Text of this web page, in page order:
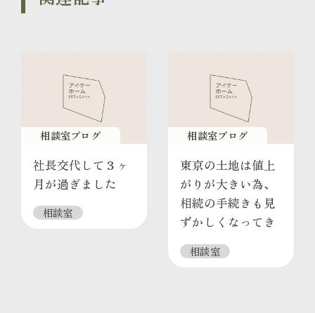
相談室ブログ
社長交代して３ヶ
月が過ぎました
相談室
相談室ブログ
東京の土地は値上
がりが大きい為、
相続の手続きも見
ずかしくなってき
てます
相談室